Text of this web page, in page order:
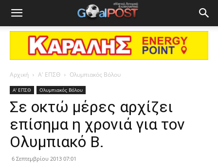
Αρχική Α' ΕΠΣΘ Ολυμπιακός Βόλου
Α' ΕΠΣΘ Ολυμπιακός Βόλου
Σε οκτώ μέρες αρχίζει
επίσημα η χρονιά για τον
Ολυμπιακό Β.
6 Σεπτεμβρίου 2013 07:01